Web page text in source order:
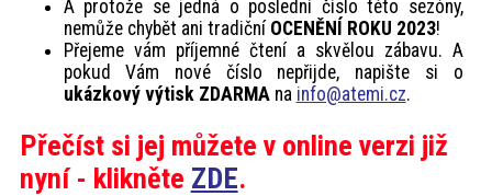
A protože se jedná o poslední číslo této sezóny,
nemůže chybět ani tradiční OCENĚNÍ ROKU 2023!
Přejeme vám příjemné čtení a skvělou zábavu. A
pokud Vám nové číslo nepřijde, napište si o
ukázkový výtisk ZDARMAna info@atemi.cz.
Přečíst si jej můžete v online verzi již
nyní - klikněte ZDE.